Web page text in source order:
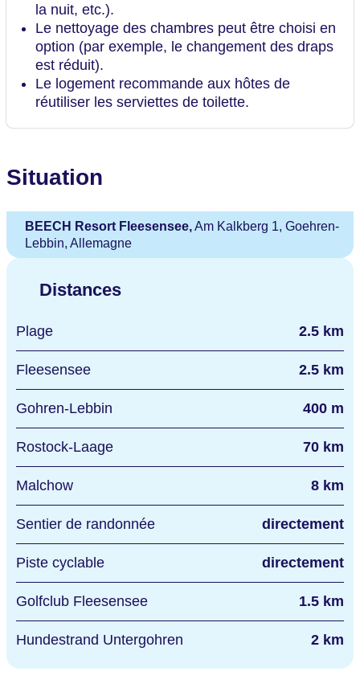
la nuit, etc.).
Le nettoyage des chambres peut être choisi en
option (par exemple, le changement des draps
est réduit).
Le logement recommande aux hôtes de
réutiliser les serviettes de toilette.
Situation
BEECH Resort Fleesensee,Am Kalkberg 1, Goehren-
Lebbin, Allemagne
Distances
Plage 2.5 km
Fleesensee 2.5 km
Gohren-Lebbin 400 m
Rostock-Laage 70 km
Malchow 8 km
Sentier de randonnée directement
Piste cyclable directement
Golfclub Fleesensee 1.5 km
Hundestrand Untergohren 2 km